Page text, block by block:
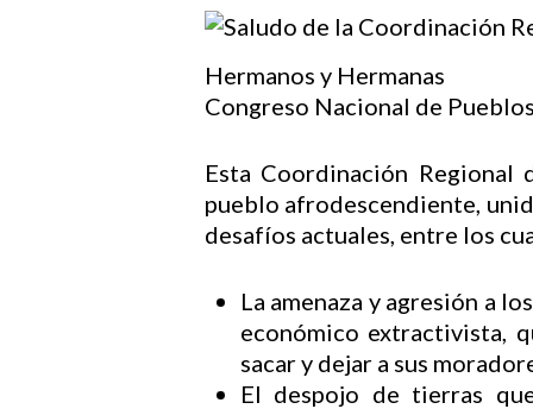
Hermanos y Hermanas
Congreso Nacional de
Esta Coordinación
pueblo afrodescendiente,
desafíos actuales, entre los
La amenaza y agresión a
económico extractivista,
sacar y dejar a sus
El despojo de tierras